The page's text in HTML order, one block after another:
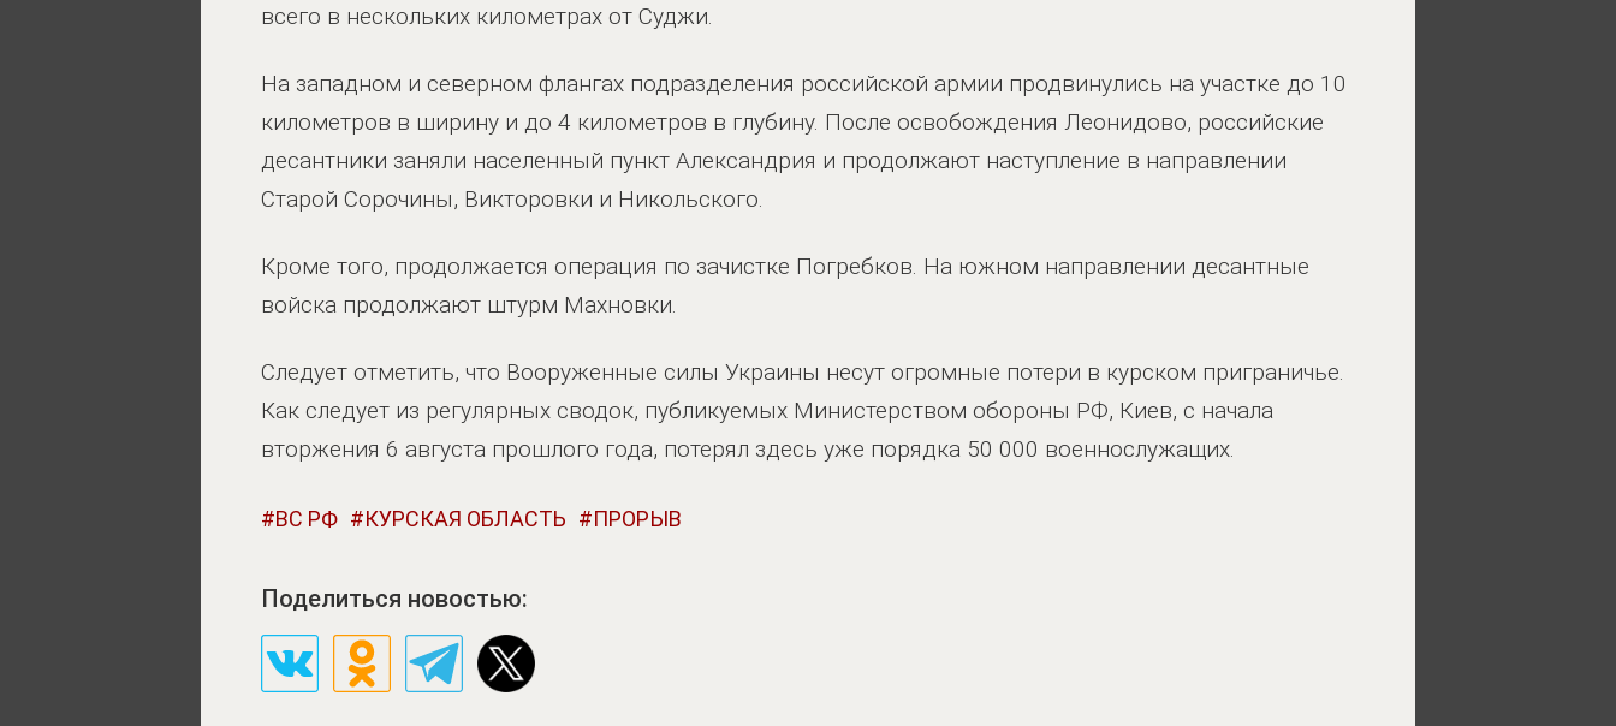
всего в нескольких километрах от Суджи.
На западном и северном флангах подразделения российской армии продвинулись на участке до 10
километров в ширину и до 4 километров в глубину. После освобождения Леонидово, российские
десантники заняли населенный пункт Александрия и продолжают наступление в направлении
Старой Сорочины, Викторовки и Никольского.
Кроме того, продолжается операция по зачистке Погребков. На южном направлении десантные
войска продолжают штурм Махновки.
Следует отметить, что Вооруженные силы Украины несут огромные потери в курском приграничье.
Как следует из регулярных сводок, публикуемых Министерством обороны РФ, Киев, с начала
вторжения 6 августа прошлого года, потерял здесь уже порядка 50 000 военнослужащих.
ВС РФ КУРСКАЯ ОБЛАСТЬ ПРОРЫВ
Поделиться новостью: